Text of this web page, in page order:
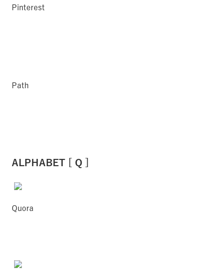
Pinterest
Path
ALPHABET [ Q ]
Quora